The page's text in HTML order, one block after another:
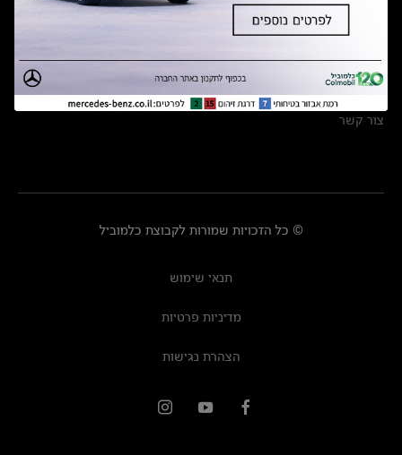
מצאו אותנו
אולמות תצוגה
מרכזי שירות
צור קשר
© כל הזכויות שמורות לקבוצת כלמוביל
תנאי שימוש
מדיניות פרטיות
הצהרת נגישות